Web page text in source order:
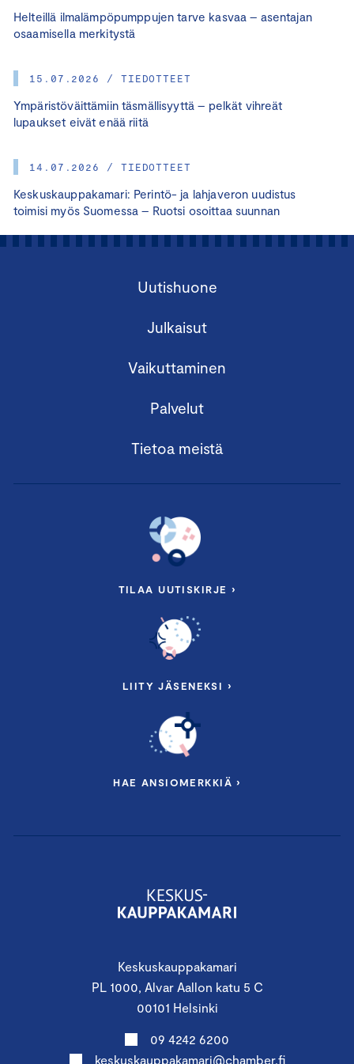
Helteillä ilmalämpöpumppujen tarve kasvaa – asentajan
osaamisella merkitystä
15.07.2026 / TIEDOTTEET
Ympäristöväittämiin täsmällisyyttä – pelkät vihreät
lupaukset eivät enää riitä
14.07.2026 / TIEDOTTEET
Keskuskauppakamari: Perintö- ja lahjaveron uudistus
toimisi myös Suomessa – Ruotsi osoittaa suunnan
Keskuskauppakamari
PL 1000, Alvar Aallon katu 5 C
00101 Helsinki
09 4242 6200
keskuskauppakamari@chamber.fi
Uutishuone
Julkaisut
Vaikuttaminen
Palvelut
Tietoa meistä
TILAA UUTISKIRJE ›
LIITY JÄSENEKSI ›
HAE ANSIOMERKKIÄ ›